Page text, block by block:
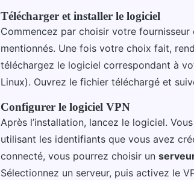
Télécharger et installer le logiciel
Commencez par choisir votre
mentionnés. Une fois votre choix fait,
téléchargez le logiciel correspondant à
Linux). Ouvrez le fichier téléchargé et
Configurer le logiciel VPN
Après l’installation, lancez le logiciel.
utilisant les identifiants que vous avez
connecté, vous pourrez choisir un
Sélectionnez un serveur, puis activez le